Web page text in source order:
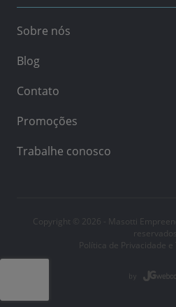
Sobre nós
Blog
Contato
Promoções
Trabalhe conosco
Copyright © 2026 - Masotti
Política de Privacidade